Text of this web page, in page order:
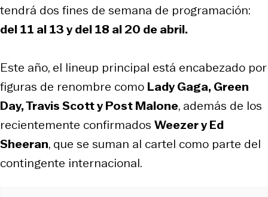
tendrá dos fines de semana de programación:
del 11 al 13 y del 18 al 20 de abril.
Este año, el lineup principal está encabezado por
figuras de renombre como Lady Gaga, Green
Day, Travis Scott y Post Malone, además de los
recientemente confirmados Weezer y Ed
Sheeran, que se suman al cartel como parte del
contingente internacional.